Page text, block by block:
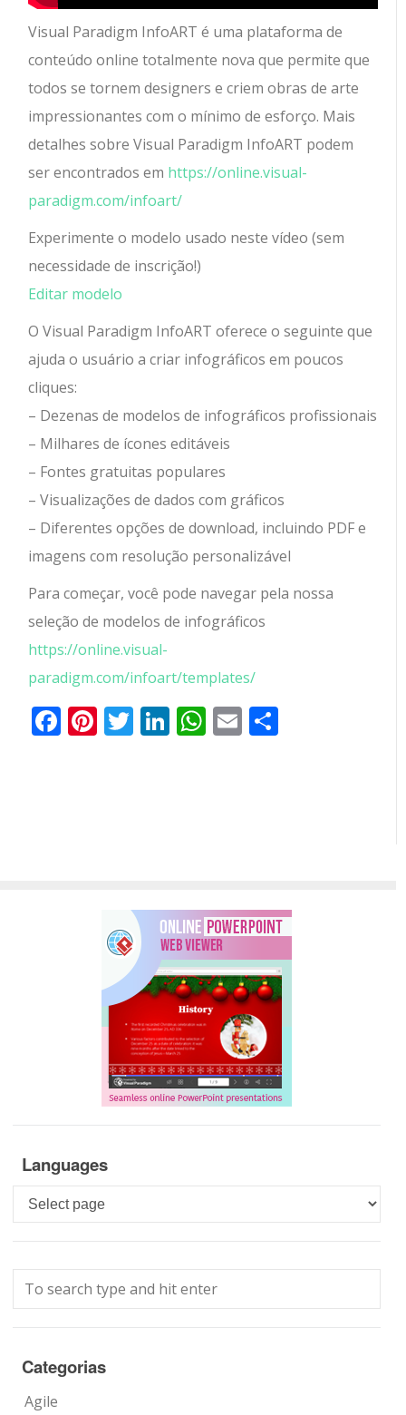
Visual Paradigm InfoART é uma plataforma de
conteúdo online totalmente nova que permite que
todos se tornem designers e criem obras de arte
impressionantes com o mínimo de esforço. Mais
detalhes sobre Visual Paradigm InfoART podem
ser encontrados em https://online.visual-
paradigm.com/infoart/
Experimente o modelo usado neste vídeo (sem
necessidade de inscrição!)
Editar modelo
O Visual Paradigm InfoART oferece o seguinte que
ajuda o usuário a criar infográficos em poucos
cliques:
– Dezenas de modelos de infográficos profissionais
– Milhares de ícones editáveis
​​– Fontes gratuitas populares
– Visualizações de dados com gráficos
– Diferentes opções de download, incluindo PDF e
imagens com resolução personalizável
Para começar, você pode navegar pela nossa
seleção de modelos de infográficos
https://online.visual-
paradigm.com/infoart/templates/
Facebook
Pinterest
Twitter
LinkedIn
WhatsApp
Email
Languages
Languages
Categorias
Agile